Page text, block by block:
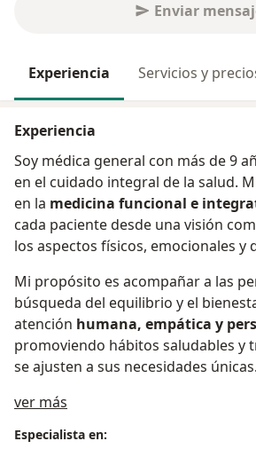
Enviar
Experiencia Servicios y
Experiencia
Soy médica general con más de 9
en el cuidado integral de la salud.
en la medicina funcional e
cada paciente desde una visión
los aspectos físicos, emocionales y
Mi propósito es acompañar a las
búsqueda del equilibrio y el
atención humana, empática y
promoviendo hábitos saludables y
se ajusten a sus necesidades únicas.
ver más
Especialista en: